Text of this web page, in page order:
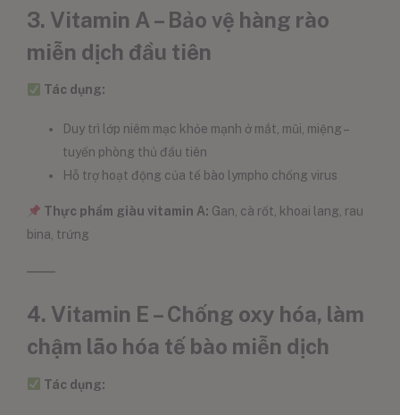
3. Vitamin A – Bảo vệ hàng rào
miễn dịch đầu tiên
Tác dụng:
Duy trì lớp niêm mạc khỏe mạnh ở mắt, mũi, miệng –
tuyến phòng thủ đầu tiên
Hỗ trợ hoạt động của tế bào lympho chống virus
Thực phẩm giàu vitamin A: Gan, cà rốt, khoai lang, rau
bina, trứng
4. Vitamin E – Chống oxy hóa, làm
chậm lão hóa tế bào miễn dịch
Tác dụng: